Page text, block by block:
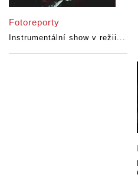
Fotoreporty
Instrumentální show v režii...